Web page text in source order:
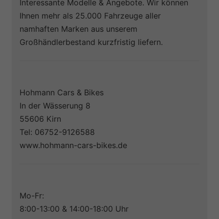
Interessante Modelle & Angebote. Wir können
Ihnen mehr als 25.000 Fahrzeuge aller
namhaften Marken aus unserem
Großhändlerbestand kurzfristig liefern.
Hohmann Cars & Bikes
In der Wässerung 8
55606 Kirn
Tel: 06752-9126588
www.hohmann-cars-bikes.de
Mo-Fr:
8:00-13:00 & 14:00-18:00 Uhr